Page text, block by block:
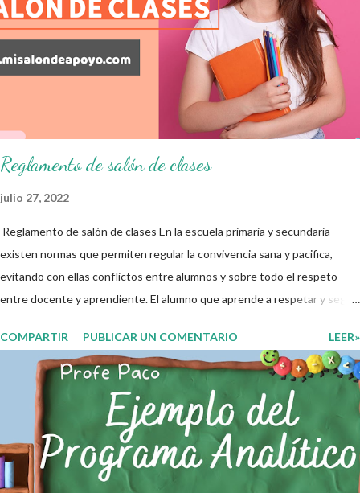
finalidad de que elaboramos un plan de intervención adecuado para
atender las necesidades que nuestro grupo requiera de acuerdo a los
resultados del examen trimestral que apliquemos. Sin mas que decir les
damos las gracias para seguir apoyándonos en este nuevo blog
educativo y gracias por su preferencia. Recuerden que todo material
Reglamento de salón de clases
julio 27, 2022
Reglamento de salón de clases En la escuela primaria y secundaria
existen normas que permiten regular la convivencia sana y pacifica,
evitando con ellas conflictos entre alumnos y sobre todo el respeto
entre docente y aprendiente. El alumno que aprende a respetar y seguir
entiende las consecuencias de sus acciones, es por eso que el objetivo
fundamental de las normas de clases o reglamento de aula buscan
formar aprendientes que desde pequeños, entiendan, analizan y
practiquen las grandes responsabilidades que conlleva ser un buen
ciudadano. A continuación les compartimos algunos ejemplos de reglas
de salón de clases: 1. Cumplo con mis tareas y trabajos. 2. Cuidado mi
higiene personal. 3. Levanto la mano para hablar. 4. Pido permiso para
COMPARTIR PUBLICAR UN COMENTARIO LEER»